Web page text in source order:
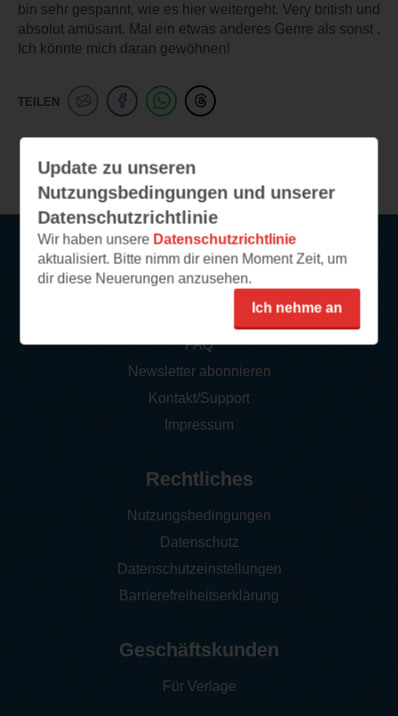
bin sehr gespannt, wie es hier weitergeht. Very british und
absolut amüsant. Mal ein etwas anderes Genre als sonst .
Ich könnte mich daran gewöhnen!
TEILEN
Update zu unseren
Nutzungsbedingungen und unserer
Datenschutzrichtlinie
Wir haben unsere Datenschutzrichtlinie
aktualisiert. Bitte nimm dir einen Moment Zeit, um
dir diese Neuerungen anzusehen.
Ich nehme an
Service
FAQ
Newsletter abonnieren
Kontakt/Support
Impressum
Rechtliches
Nutzungsbedingungen
Datenschutz
Datenschutzeinstellungen
Barrierefreiheitserklärung
Geschäftskunden
Für Verlage